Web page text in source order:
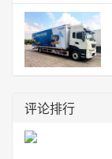
评论排行